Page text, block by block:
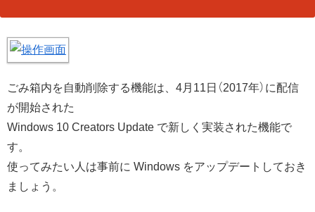
ごみ箱内を自動削除する機能は、4月11日（2017年）に配信
が開始された
Windows 10 Creators Update で新しく実装された機能で
す。
使ってみたい人は事前に Windows をアップデートしておき
ましょう。